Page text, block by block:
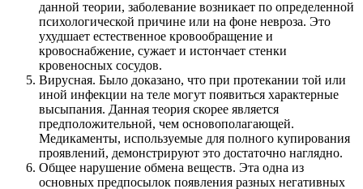
данной теории, заболевание возникает по определенной
психологической причине или на фоне невроза. Это
ухудшает естественное кровообращение и
кровоснабжение, сужает и истончает стенки
кровеносных сосудов.
Вирусная. Было доказано, что при протекании той или
иной инфекции на теле могут появиться характерные
высыпания. Данная теория скорее является
предположительной, чем основополагающей.
Медикаменты, используемые для полного купирования
проявлений, демонстрируют это достаточно наглядно.
Общее нарушение обмена веществ. Эта одна из
основных предпосылок появления разных негативных